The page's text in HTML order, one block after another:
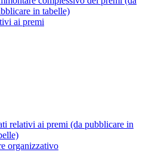
in tabelle)
ai premi
relativi ai premi (da pubblicare in
organizzativo